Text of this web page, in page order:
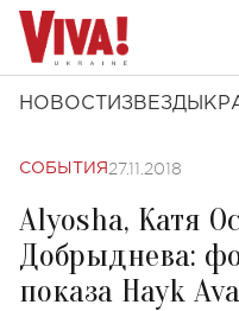
НОВОСТИ ЗВЕЗДЫ
СОБЫТИЯ 27.11.2018
Alyosha, Катя
Добрыднева:
показа Hayk